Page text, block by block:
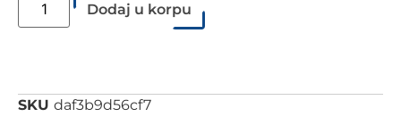
Dodaj u korpu
SKU daf3b9d56cf7